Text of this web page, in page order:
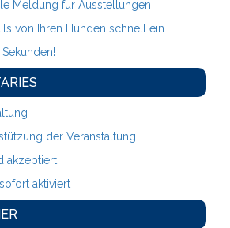
Meldung fur Ausstellungen
von Ihren Hunden schnell ein
der Veranstaltung
akzeptiert
aktiviert